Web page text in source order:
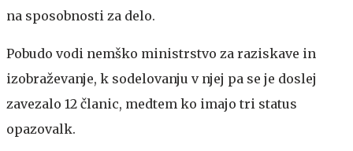
na sposobnosti za delo.
Pobudo vodi nemško ministrstvo za raziskave in
izobraževanje, k sodelovanju v njej pa se je doslej
zavezalo 12 članic, medtem ko imajo tri status
opazovalk.